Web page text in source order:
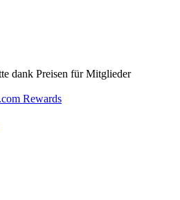
dank Preisen für Mitglieder
Rewards